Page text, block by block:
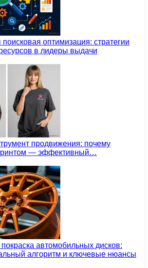
оптимизация: стратегии
в лидеры выдачи
продвижения: почему
— эффективный…
автомобильных дисков:
алгоритм и ключевые нюансы